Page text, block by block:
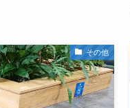
その他